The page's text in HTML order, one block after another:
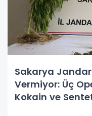
Sakarya
Vermiyor: Üç
Kokain ve